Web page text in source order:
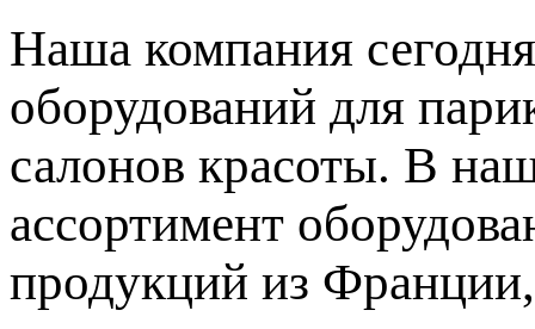
Наша компания
оборудований для
салонов красоты. В
ассортимент
продукций из